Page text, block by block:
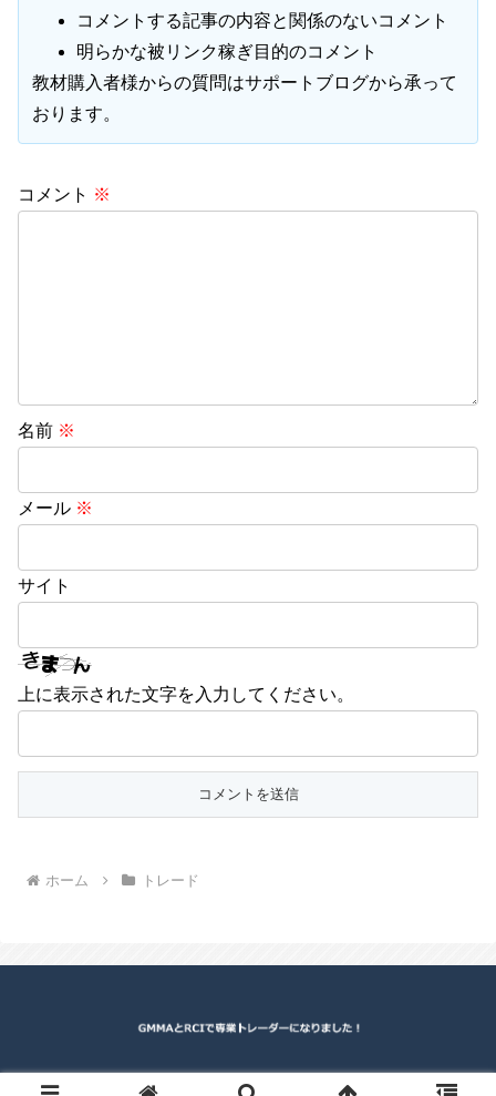
コメントする記事の内容と関係のないコメント
明らかな被リンク稼ぎ目的のコメント
教材購入者様からの質問はサポートブログから承って
おります。
コメント ※
名前 ※
メール ※
サイト
上に表示された文字を入力してください。
ホーム トレード